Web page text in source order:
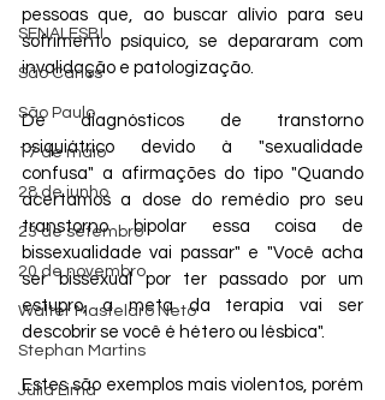
SENALESBI
São Carlos
São Paulo
17 de maio
28 de junho
23 de setembro
20 de novembro
Walter Mastelaro Neto
Stephan Martins
Júlia Lima
pessoas que, ao buscar alívio para seu
sofrimento psíquico, se depararam com
invalidação e patologização.
De diagnósticos de transtorno
psiquiátrico devido à "sexualidade
confusa" a afirmações do tipo "Quando
acertamos a dose do remédio pro seu
transtorno bipolar essa coisa de
bissexualidade vai passar" e "Você acha
ser bissexual por ter passado por um
estupro, a meta da terapia vai ser
descobrir se você é hétero ou lésbica".
Estes são exemplos mais violentos, porém